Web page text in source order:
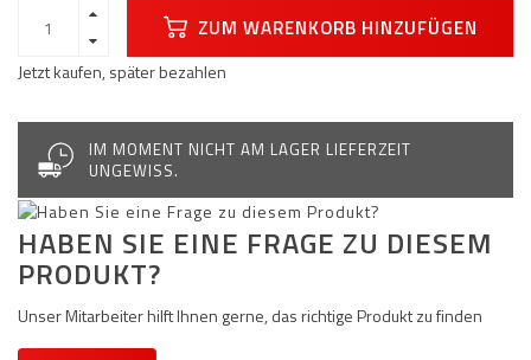
ZUM WARENKORB HINZUFÜGEN
Jetzt kaufen, später bezahlen
IM MOMENT NICHT AM LAGER LIEFERZEIT
UNGEWISS.
HABEN SIE EINE FRAGE ZU DIESEM
PRODUKT?
Unser Mitarbeiter hilft Ihnen gerne, das richtige Produkt zu finden